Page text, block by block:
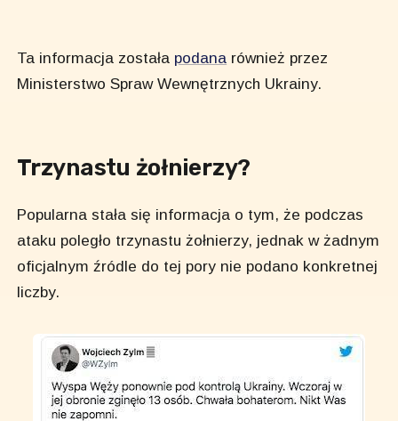
Ta informacja została podana również przez
Ministerstwo Spraw Wewnętrznych Ukrainy.
Trzynastu żołnierzy?
Popularna stała się informacja o tym, że podczas
ataku poległo trzynastu żołnierzy, jednak w żadnym
oficjalnym źródle do tej pory nie podano konkretnej
liczby.